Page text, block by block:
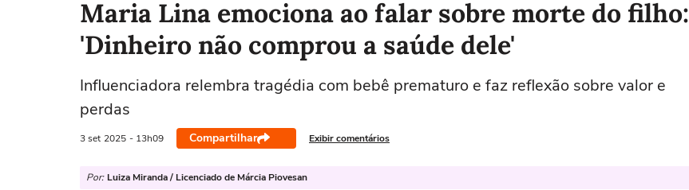
Maria Lina emociona ao falar sobre morte do filho:
'Dinheiro não comprou a saúde dele'
Influenciadora relembra tragédia com bebê prematuro e faz reflexão sobre valor e
perdas
3 set 2025 - 13h09 Compartilhar Exibir comentários
Por: Luiza Miranda / Licenciado de Márcia Piovesan